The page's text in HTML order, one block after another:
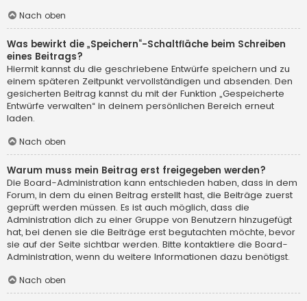
Nach oben
Was bewirkt die „Speichern“-Schaltfläche beim Schreiben
eines Beitrags?
Hiermit kannst du die geschriebene Entwürfe speichern und zu
einem späteren Zeitpunkt vervollständigen und absenden. Den
gesicherten Beitrag kannst du mit der Funktion „Gespeicherte
Entwürfe verwalten“ in deinem persönlichen Bereich erneut
laden.
Nach oben
Warum muss mein Beitrag erst freigegeben werden?
Die Board-Administration kann entschieden haben, dass in dem
Forum, in dem du einen Beitrag erstellt hast, die Beiträge zuerst
geprüft werden müssen. Es ist auch möglich, dass die
Administration dich zu einer Gruppe von Benutzern hinzugefügt
hat, bei denen sie die Beiträge erst begutachten möchte, bevor
sie auf der Seite sichtbar werden. Bitte kontaktiere die Board-
Administration, wenn du weitere Informationen dazu benötigst.
Nach oben